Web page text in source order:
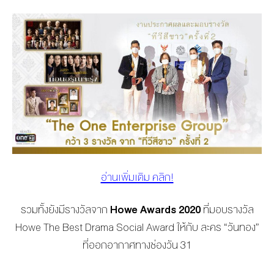
อ่านเพิ่มเติม คลิก!
รวมทั้งยังมีรางวัลจาก Howe Awards 2020ที่มอบรางวัล
Howe The Best Drama Social Award ให้กับ ละคร “วันทอง”
ที่ออกอากาศทางช่องวัน 31